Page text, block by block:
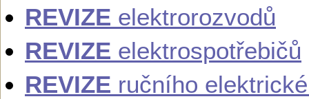
REVIZE elektrorozvodů
REVIZE elektrospotřebičů
REVIZE ručního